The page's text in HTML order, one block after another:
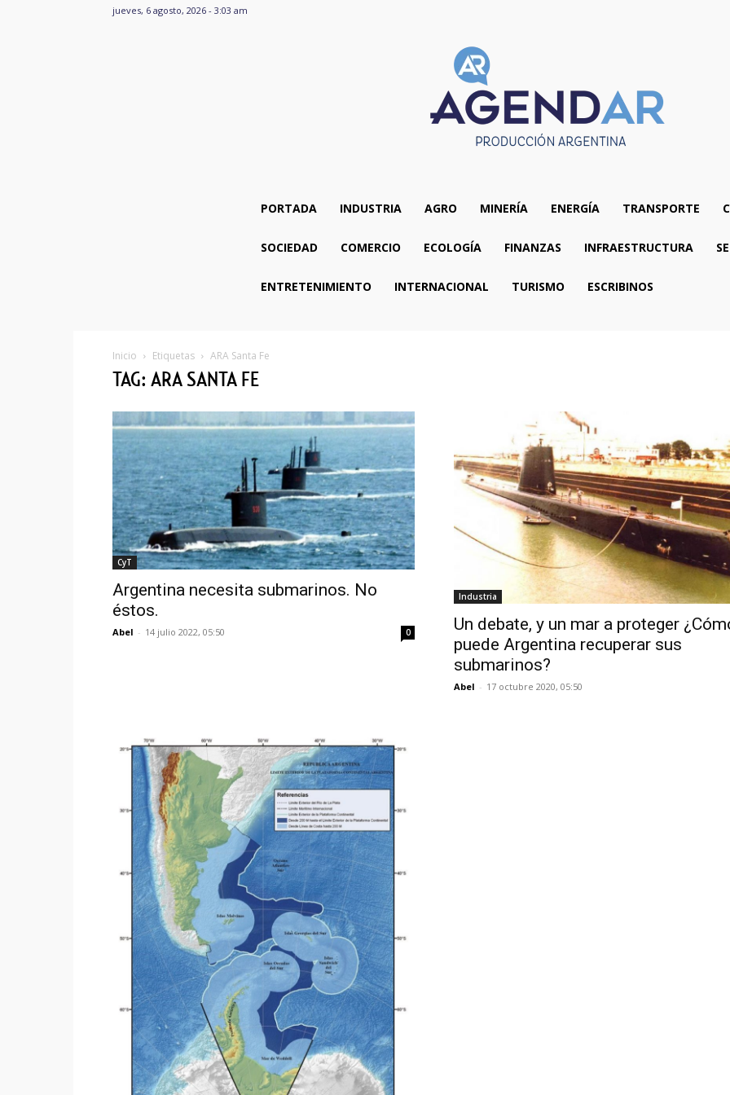
jueves, 6 agosto, 2026 - 3:03 am
PORTADA INDUSTRIA AGRO MINERÍA ENERGÍA TRANSPORTE
SOCIEDAD COMERCIO ECOLOGÍA FINANZAS INFRAESTRUCTURA
ENTRETENIMIENTO INTERNACIONAL TURISMO ESCRIBINOS
Inicio Etiquetas ARA Santa Fe
TAG: ARA SANTA FE
CyT
Argentina necesita submarinos. No
éstos.
Abel - 14 julio 2022, 05:50 0
Industria
Un debate, y un mar a proteger
puede Argentina recuperar sus
submarinos?
Abel - 17 octubre 2020, 05:50